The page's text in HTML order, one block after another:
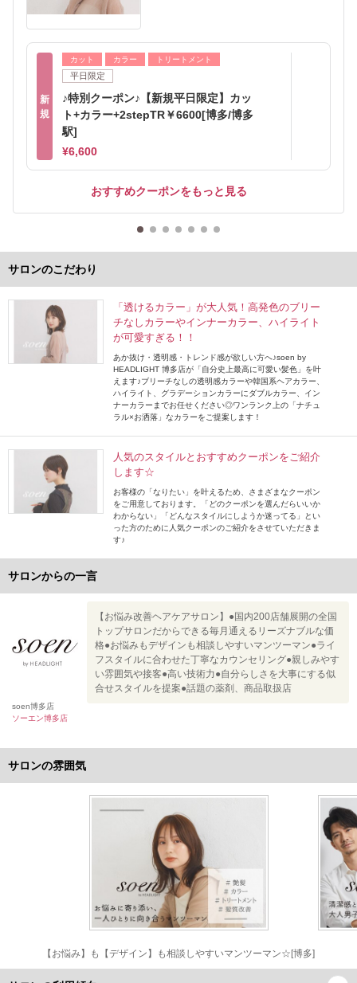
新
規
カット カラー トリートメント
平日限定
♪特別クーポン♪【新規平日限定】カッ
ト+カラー+2stepTR￥6600[博多/博多
駅]
¥6,600
おすすめクーポンをもっと見る
サロンのこだわり
「透けるカラー」が大人気！高発色のブリー
チなしカラーやインナーカラー、ハイライト
が可愛すぎる！！
あか抜け・透明感・トレンド感が欲しい方へ♪soen by
HEADLIGHT 博多店が「自分史上最高に可愛い髪色」を叶
えます♪ブリーチなしの透明感カラーや韓国系ヘアカラー、
ハイライト、グラデーションカラーにダブルカラー、イン
ナーカラーまでお任せください◎ワンランク上の「ナチュ
ラル×お洒落」なカラーをご提案します！
人気のスタイルとおすすめクーポンをご紹介
します☆
お客様の「なりたい」を叶えるため、さまざまなクーポン
をご用意しております。「どのクーポンを選んだらいいか
わからない」「どんなスタイルにしようか迷ってる」とい
った方のために人気クーポンのご紹介をさせていただきま
す♪
サロンからの一言
soen博多店
ソーエン博多店
【お悩み改善ヘアケアサロン】●国内200店舗展開の全国
トップサロンだからできる毎月通えるリーズナブルな価
格●お悩みもデザインも相談しやすいマンツーマン●ライ
フスタイルに合わせた丁寧なカウンセリング●親しみやす
い雰囲気や接客●高い技術力●自分らしさを大事にする似
合せスタイルを提案●話題の薬剤、商品取扱店
サロンの雰囲気
【お悩み】も【デザイン】も相談しやすいマンツーマン☆[博多]